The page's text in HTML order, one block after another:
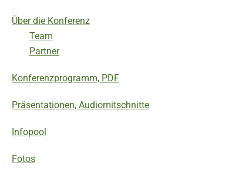
Über die Konferenz
Team
Partner
Konferenzprogramm, PDF
Präsentationen, Audiomitschnitte
Infopool
Fotos